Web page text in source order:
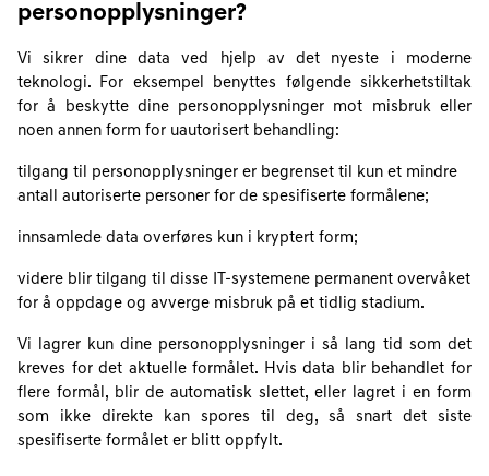
personopplysninger?
Vi sikrer dine data ved hjelp av det nyeste i moderne
teknologi. For eksempel benyttes følgende sikkerhetstiltak
for å beskytte dine personopplysninger mot misbruk eller
noen annen form for uautorisert behandling:
tilgang til personopplysninger er begrenset til kun et mindre
antall autoriserte personer for de spesifiserte formålene;
innsamlede data overføres kun i kryptert form;
videre blir tilgang til disse IT-systemene permanent overvåket
for å oppdage og avverge misbruk på et tidlig stadium.
Vi lagrer kun dine personopplysninger i så lang tid som det
kreves for det aktuelle formålet. Hvis data blir behandlet for
flere formål, blir de automatisk slettet, eller lagret i en form
som ikke direkte kan spores til deg, så snart det siste
spesifiserte formålet er blitt oppfylt.